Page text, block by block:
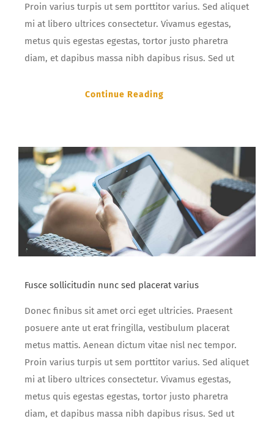
Proin varius turpis ut sem porttitor varius. Sed aliquet
mi at libero ultrices consectetur. Vivamus egestas,
metus quis egestas egestas, tortor justo pharetra
diam, et dapibus massa nibh dapibus risus. Sed ut
Continue Reading
Fusce sollicitudin nunc sed placerat varius
Donec finibus sit amet orci eget ultricies. Praesent
posuere ante ut erat fringilla, vestibulum placerat
metus mattis. Aenean dictum vitae nisl nec tempor.
Proin varius turpis ut sem porttitor varius. Sed aliquet
mi at libero ultrices consectetur. Vivamus egestas,
metus quis egestas egestas, tortor justo pharetra
diam, et dapibus massa nibh dapibus risus. Sed ut